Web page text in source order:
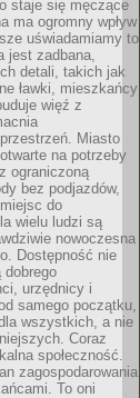
staje się męczące
ma ogromny wpływ
uświadamiamy to
jest zadbana,
detali, takich jak
ławki, mieszkańcy
więź z
Miasto
na potrzeby
ograniczoną
bez podjazdów,
do
wielu ludzi są
nowoczesna
Dostępność nie
dobrego
urzędnicy i
samego początku,
wszystkich, a nie
Coraz
społeczność.
zagospodarowania
To oni